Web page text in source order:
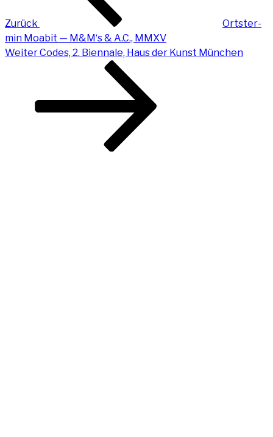
Zurück
Orts­ter­
min Moa­bit — M&M‘s & A.C., MMXV
Nächster
WeiterCodes, 2. Bien­na­le, Haus der Kunst München